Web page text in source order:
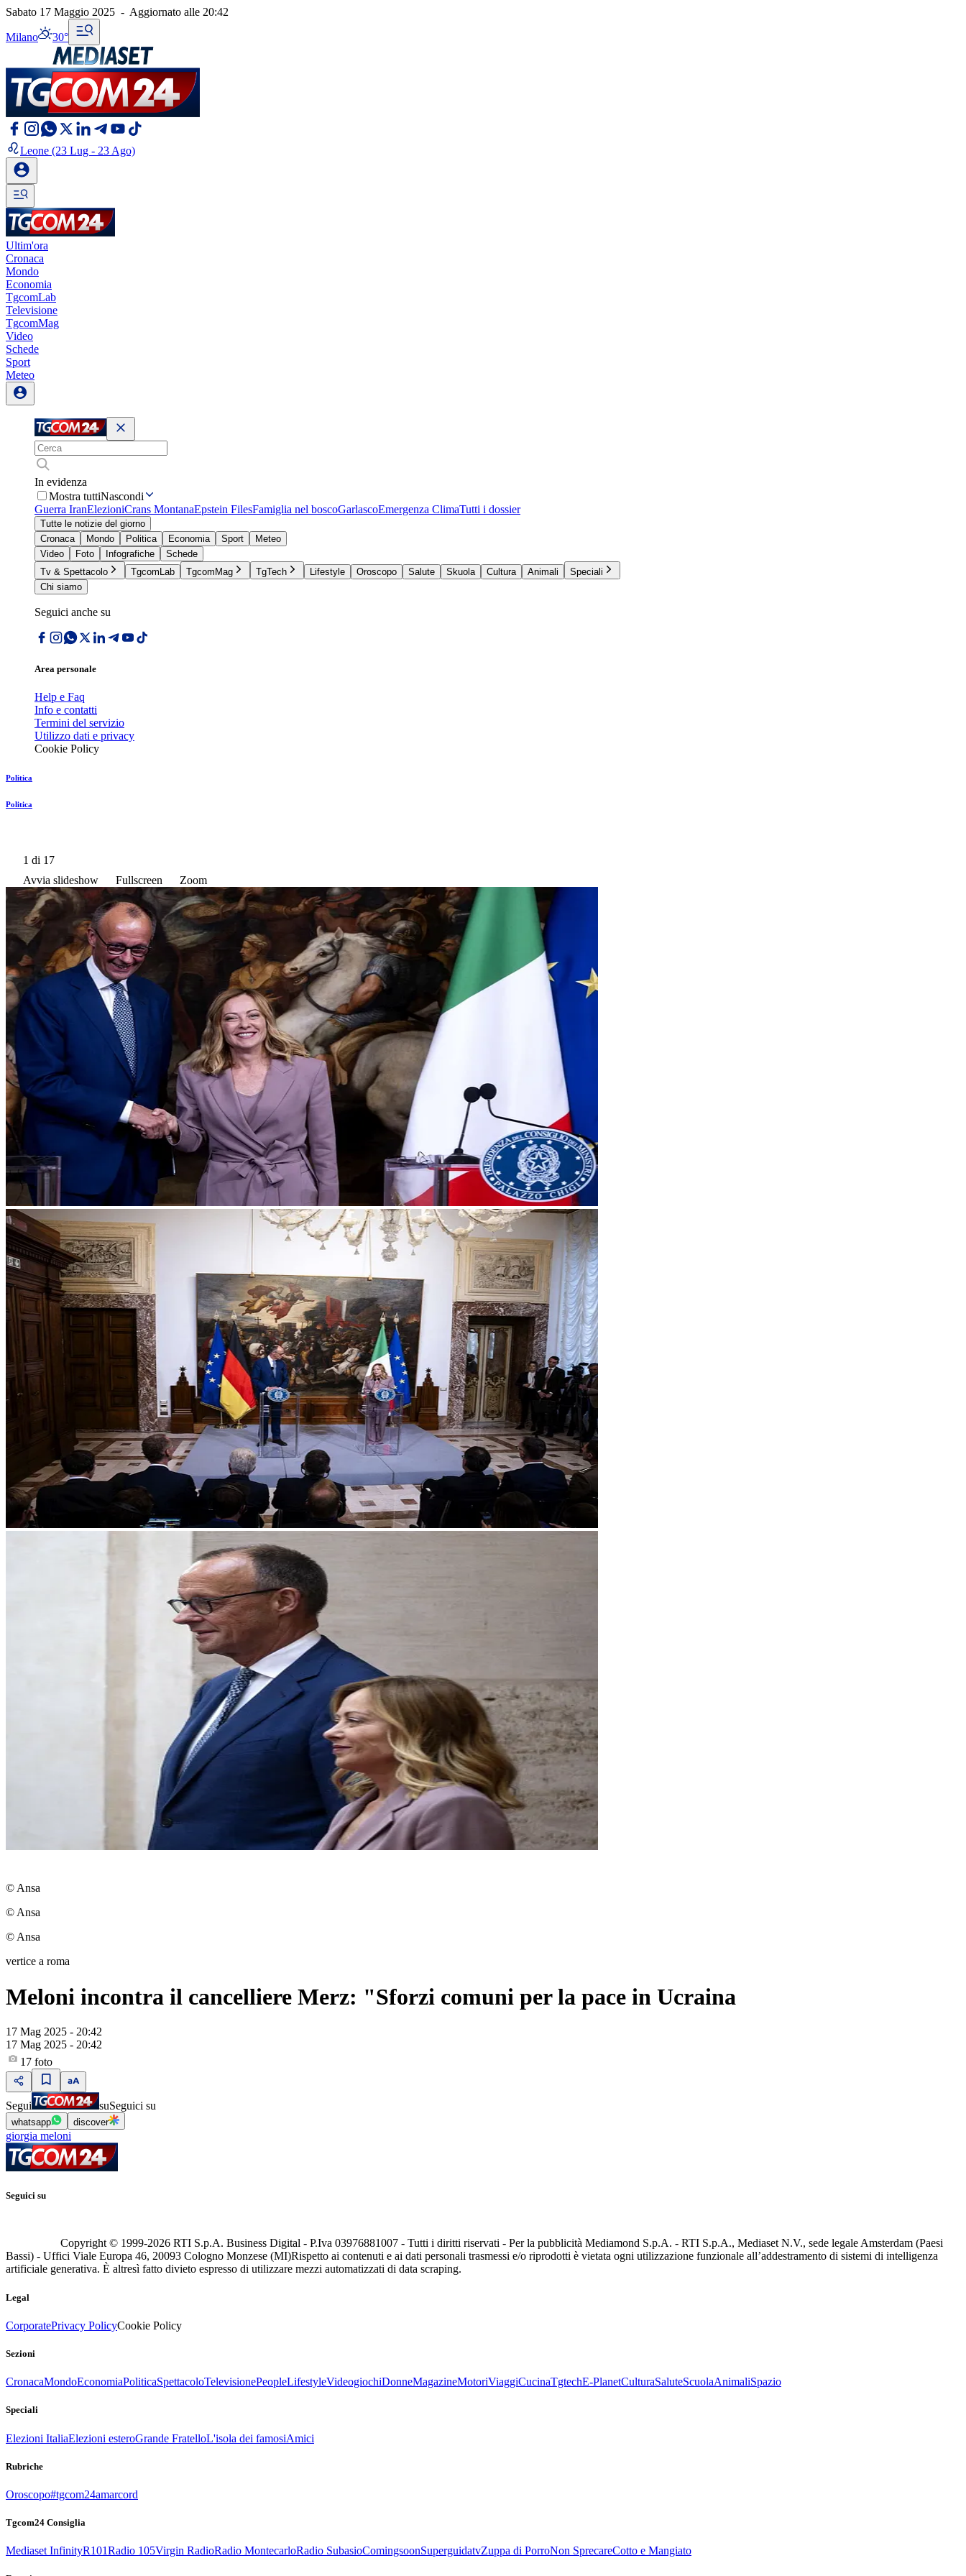
Sabato 17 Maggio 2025 - Aggiornato alle 20:42
Milano 30°
Leone (23 Lug - 23 Ago)
Ultim'ora
Cronaca
Mondo
Economia
TgcomLab
Televisione
TgcomMag
Video
Schede
Sport
Meteo
In evidenza
Mostra tuttiNascondi
Guerra IranElezioniCrans MontanaEpstein FilesFamiglia nel boscoGarlascoEmergenza ClimaTutti i dossier
Tutte le notizie del giorno
Cronaca
Mondo Politica Economia Sport
Meteo
Video
Foto Infografiche
Schede
Tv & Spettacolo
TgcomLab TgcomMag TgTech Lifestyle Oroscopo Salute Skuola Cultura Animali
Speciali
Chi siamo
Seguici anche su
Area personale
Help e Faq
Info e contatti
Termini del servizio
Utilizzo dati e privacy
Cookie Policy
Politica
Politica
1 di 17
Avvia slideshow
Fullscreen Zoom
© Ansa
© Ansa
© Ansa
vertice a roma
Meloni incontra il cancelliere Merz: "Sforzi comuni per la pace in Ucraina
17 Mag 2025 - 20:42
17 Mag 2025 - 20:42
17 foto
Segui suSeguici su
whatsapp discover
giorgia meloni
Seguici su
Copyright © 1999-2026 RTI S.p.A. Business Digital - P.Iva 03976881007 - Tutti i diritti riservati - Per la pubblicità Mediamond S.p.A. - RTI S.p.A., Mediaset N.V., sede legale Amsterdam (Paesi
Bassi) - Uffici Viale Europa 46, 20093 Cologno Monzese (MI)Rispetto ai contenuti e ai dati personali trasmessi e/o riprodotti è vietata ogni utilizzazione funzionale all’addestramento di sistemi di intelligenza
artificiale generativa. È altresì fatto divieto espresso di utilizzare mezzi automatizzati di data scraping.
Legal
CorporatePrivacy PolicyCookie Policy
Sezioni
CronacaMondoEconomiaPoliticaSpettacoloTelevisionePeopleLifestyleVideogiochiDonneMagazineMotoriViaggiCucinaTgtechE-PlanetCulturaSaluteScuolaAnimaliSpazio
Speciali
Elezioni ItaliaElezioni esteroGrande FratelloL'isola dei famosiAmici
Rubriche
Oroscopo#tgcom24amarcord
Tgcom24 Consiglia
Mediaset InfinityR101Radio 105Virgin RadioRadio MontecarloRadio SubasioComingsoonSuperguidatvZuppa di PorroNon SprecareCotto e Mangiato